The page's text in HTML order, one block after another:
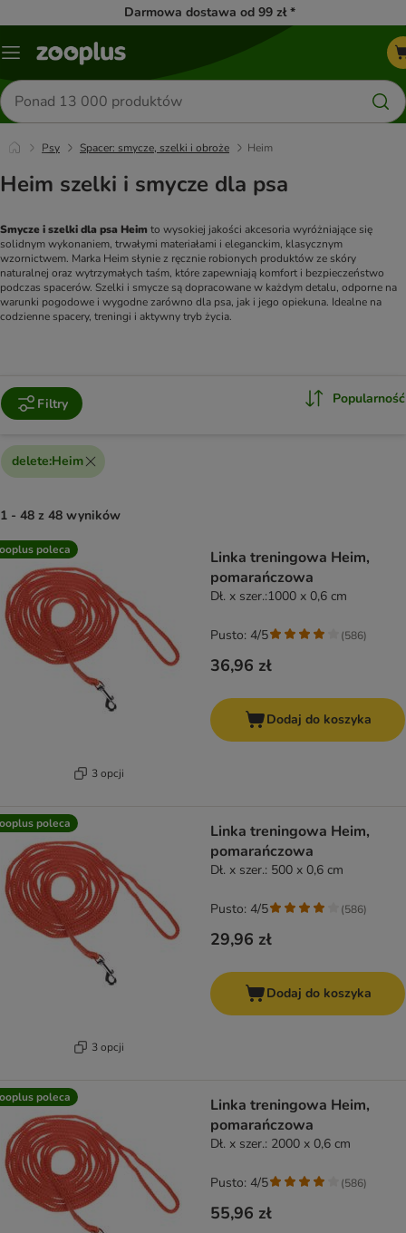
Darmowa dostawa od 99 zł *
Menu
Szukaj
produktów
Psy Spacer: smycze, szelki i obroże Heim
Heim szelki i smycze dla psa
Smycze i szelki dla psa Heim to wysokiej jakości akcesoria wyróżniające się
solidnym wykonaniem, trwałymi materiałami i eleganckim, klasycznym
wzornictwem. Marka Heim słynie z ręcznie robionych produktów ze skóry
naturalnej oraz wytrzymałych taśm, które zapewniają komfort i bezpieczeństwo
podczas spacerów. Szelki i smycze są dopracowane w każdym detalu, odporne na
warunki pogodowe i wygodne zarówno dla psa, jak i jego opiekuna. Idealne na
codzienne spacery, treningi i aktywny tryb życia.
Filtry Popularność
delete:Heim
1 - 48 z 48 wyników
product items have been changed
poleca
3 opcji
Linka treningowa Heim,
pomarańczowa
Dł. x szer.:1000 x 0,6 cm
36,96 zł
Pusto: 4/5 (586)
Dodaj do koszyka
poleca
3 opcji
Linka treningowa Heim,
pomarańczowa
Dł. x szer.: 500 x 0,6 cm
29,96 zł
Pusto: 4/5 (586)
Dodaj do koszyka
poleca
Linka treningowa Heim,
pomarańczowa
Dł. x szer.: 2000 x 0,6 cm
55,96 zł
Pusto: 4/5 (586)